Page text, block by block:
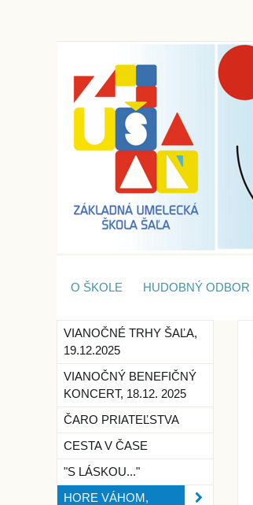
O ŠKOLE HUDOBNÝ ODBOR
VIANOČNÉ TRHY ŠAĽA,
19.12.2025
VIANOČNÝ BENEFIČNÝ
KONCERT, 18.12. 2025
ČARO PRIATEĽSTVA
CESTA V ČASE
"S LÁSKOU..."
HORE VÁHOM,